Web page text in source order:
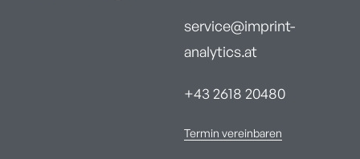
service@imprint-
analytics.at
+43 2618 20480
Termin vereinbaren